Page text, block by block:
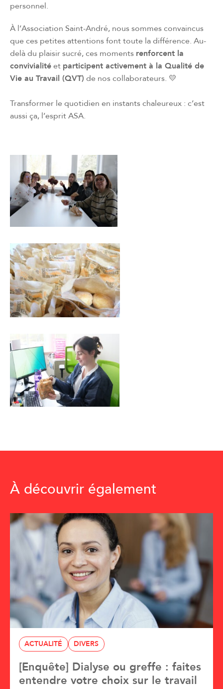
personnel.
À l’Association Saint-André, nous sommes convaincus
que ces petites attentions font toute la différence. Au-
delà du plaisir sucré, ces moments renforcent la
convivialitéet participent activement à la Qualité de
Vie au Travail (QVT) de nos collaborateurs. 💛
Transformer le quotidien en instants chaleureux : c’est
aussi ça, l’esprit ASA.
À découvrir également
ACTUALITÉ DIVERS
[Enquête] Dialyse ou greffe : faites
entendre votre choix sur le travail